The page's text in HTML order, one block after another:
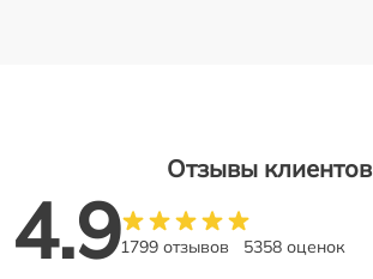
Отзывы клиентов
4.91799 отзывов 5358 оценок